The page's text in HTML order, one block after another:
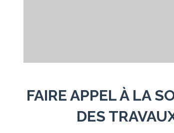
FAIRE APPEL À LA
DES